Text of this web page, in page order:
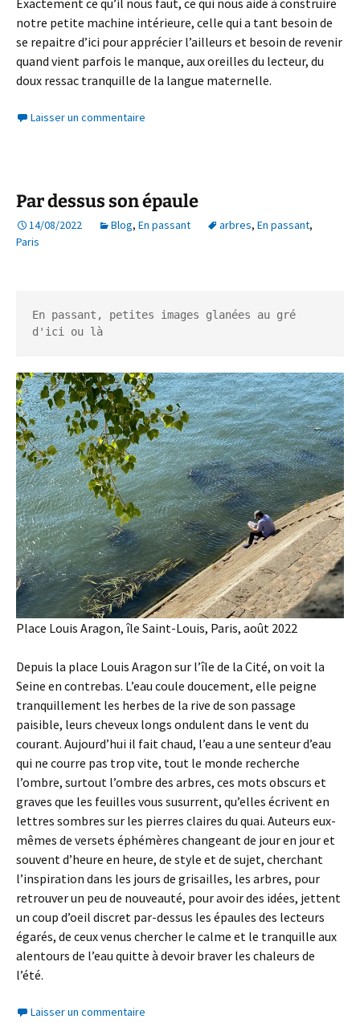
notre petite machine intérieure, celle qui a tant besoin de
se repaitre d’ici pour apprécier l’ailleurs et besoin de revenir
quand vient parfois le manque, aux oreilles du lecteur, du
doux ressac tranquille de la langue maternelle.
Laisser un commentaire
Par dessus son épaule
14/08/2022 Blog, En passant arbres, En passant,
Paris
En passant, petites images glanées au gré
d'ici ou là
Place Louis Aragon, île Saint-Louis, Paris, août 2022
Depuis la place Louis Aragon sur l’île de la Cité, on voit la
Seine en contrebas. L’eau coule doucement, elle peigne
tranquillement les herbes de la rive de son passage
paisible, leurs cheveux longs ondulent dans le vent du
courant. Aujourd’hui il fait chaud, l’eau a une senteur d’eau
qui ne courre pas trop vite, tout le monde recherche
l’ombre, surtout l’ombre des arbres, ces mots obscurs et
graves que les feuilles vous susurrent, qu’elles écrivent en
lettres sombres sur les pierres claires du quai. Auteurs eux-
mêmes de versets éphémères changeant de jour en jour et
souvent d’heure en heure, de style et de sujet, cherchant
l’inspiration dans les jours de grisailles, les arbres, pour
retrouver un peu de nouveauté, pour avoir des idées, jettent
un coup d’oeil discret par-dessus les épaules des lecteurs
égarés, de ceux venus chercher le calme et le tranquille aux
alentours de l’eau quitte à devoir braver les chaleurs de
l’été.
Laisser un commentaire